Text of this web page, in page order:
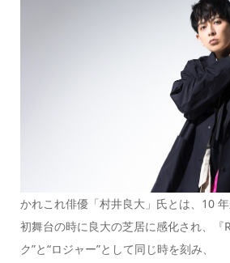
かれこれ俳優「村井良大」氏とは、10 年
初舞台の時に良大の芝居に感化され、『
ク”と“ロジャー”として同じ時を刻み、